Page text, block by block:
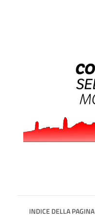
INDICE DELLA PAGINA